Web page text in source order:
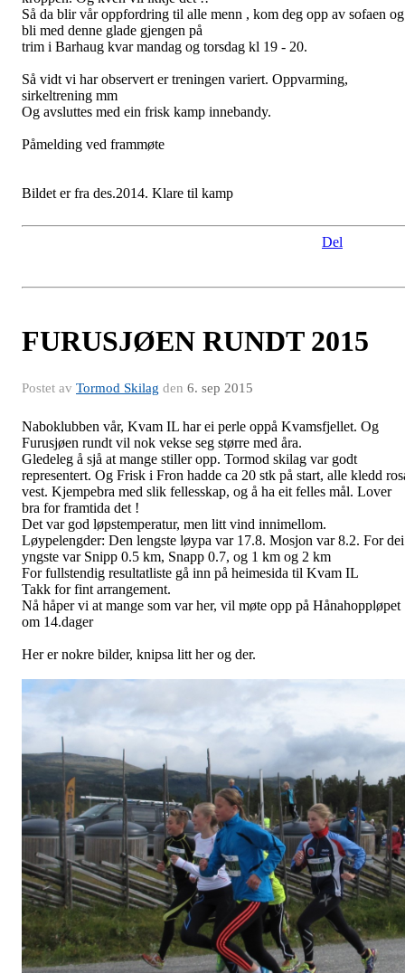
Ved dropp-plass Gunnar Gålå
HERRETRIM
Postet avTormod Skilagden 22. sep 2015
Velkommen til herretrim. Oppstart 5.oktober.
Dette er eit opplegg for den som vil behalde spenst , styrke og fart i
kroppen. Og kven vil ikkje det !!
Så da blir vår oppfordring til alle menn , kom deg opp av sofaen og
bli med denne glade gjengen på
trim i Barhaug kvar mandag og torsdag kl 19 - 20.
sirkeltrening mm
Bildet er fra des.2014. Klare til kamp
Del
FURUSJØEN RUNDT 2015
Postet avTormod Skilagden6. sep 2015